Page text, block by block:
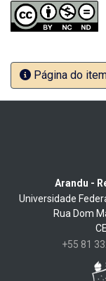
Página do
Arandu -
Universidade
Rua Dom
+55 81